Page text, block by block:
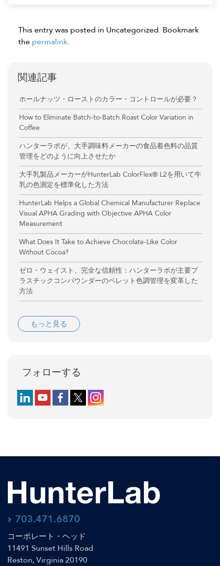
This entry was posted in Uncategorized. Bookmark
the permalink.
関連記事
ホールナッツ・ローストのカラー・コントロールが必要？
How to Eliminate Batch-to-Batch Roast Color Variation in
Coffee
ハンターラボが、大手調味料メーカーの食品着色料の品質
管理をどのように向上させたか
大手乳製品メーカーがHunterLab ColorFlex® L2を用いて牛
乳の色測定を標準化した方法
HunterLab Helps a Global Chemical Manufacturer Replace
Visual APHA Grading with Objective APHA Color
Measurement
What Does It Take to Achieve Chocolate-Like Color
Without Cocoa?
ゼロ・ウェイスト、完全な信頼性：ハンターラボが主要プ
ラスチックコンパウンダーのペレット色調管理を変革した
方法
もっと見る
フォローする
Follow us on LinkedIn
Follow us on YouTube
Follow us on Facebook
Follow us on X (formerly Twitter)
Follow us on Instagram
703.471.6870
コーポレート・ヘッド
11491 Sunset Hills Road
Reston, Virginia 20190